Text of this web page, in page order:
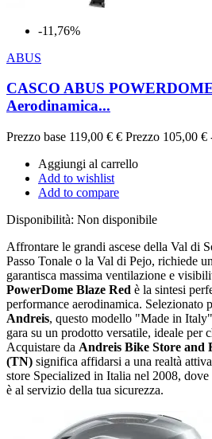
-11,76%
ABUS
CASCO ABUS
Aerodinamica...
Prezzo base 119,00 € € Prezzo 105,00 €
Aggiungi al carrello
Add to wishlist
Add to compare
Disponibilità: Non disponibile
Affrontare le grandi ascese della Val di
Passo Tonale o la Val di Pejo, richiede
garantisca massima ventilazione e
PowerDome Blaze Red è la sintesi
performance aerodinamica. Selezionato
Andreis, questo modello "Made in
gara su un prodotto versatile, ideale per
Acquistare da Andreis Bike Store and
(TN) significa affidarsi a una realtà
store Specialized in Italia nel 2008, dove
è al servizio della tua sicurezza.